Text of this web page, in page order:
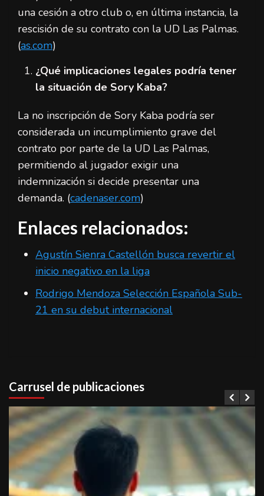
una cesión a otro club o, en última instancia, la
rescisión de su contrato con la UD Las Palmas.
(as.com)
¿Qué implicaciones legales podría tener
la situación de Sory Kaba?
La no inscripción de Sory Kaba podría ser
considerada un incumplimiento grave del
contrato por parte de la UD Las Palmas,
permitiendo al jugador exigir una
indemnización si decide presentar una
demanda. (cadenaser.com)
Enlaces relacionados:
Agustín Sienra Castellón busca revertir el
inicio negativo en la liga
Rodrigo Mendoza Selección Española Sub-
21 en su debut internacional
Carrusel de publicaciones